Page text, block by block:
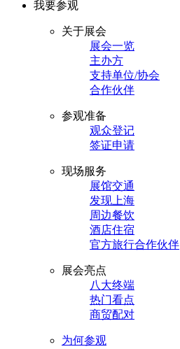
我要参观
关于展会
展会一览
主办方
支持单位/协会
合作伙伴
参观准备
观众登记
签证申请
现场服务
展馆交通
发现上海
周边餐饮
酒店住宿
官方旅行合作伙伴
展会亮点
八大终端
热门看点
商贸配对
为何参观